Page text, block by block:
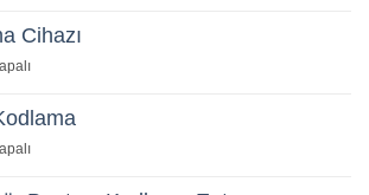
Cihazı